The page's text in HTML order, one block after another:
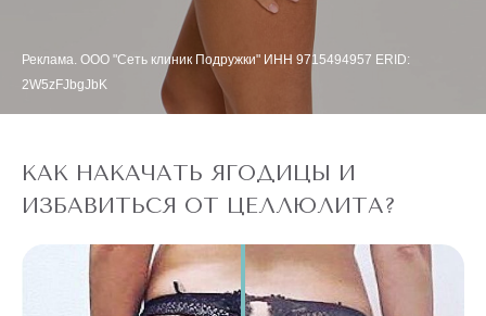
Реклама. ООО "Сеть клиник Подружки" ИНН 9715494957 ERID:
2W5zFJbgJbK
КАК НАКАЧАТЬ ЯГОДИЦЫ И
ИЗБАВИТЬСЯ ОТ ЦЕЛЛЮЛИТА?